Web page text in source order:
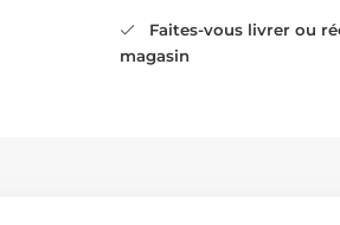
Faites-vous livrer ou
magasin